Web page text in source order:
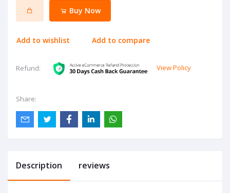
Buy Now
Add to wishlist Add to compare
Refund: View Policy
Share:
Description reviews